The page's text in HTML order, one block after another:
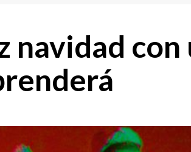
navidad